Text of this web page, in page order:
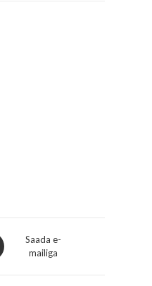
Saada e-
mailiga